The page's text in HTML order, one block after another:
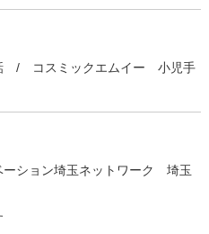
話 / コスミックエムイー 小児手
ーション埼玉ネットワーク 埼玉